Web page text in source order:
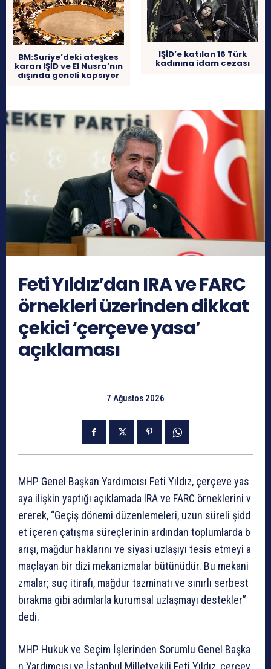
BM:Suriye’deki ateşkes
kararı IŞİD ve El Nusra’nın
dışında geneli kapsıyor
IŞİD’e katılan 16 Türk
kadınına idam cezası